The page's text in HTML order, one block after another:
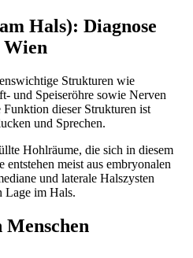
Hals): Diagnose
Wien
Strukturen wie
und Speiseröhre sowie Nerven
dieser Strukturen ist
und Sprechen.
Hohlräume, die sich in diesem
meist aus embryonalen
und laterale Halszysten
Lage im Hals.